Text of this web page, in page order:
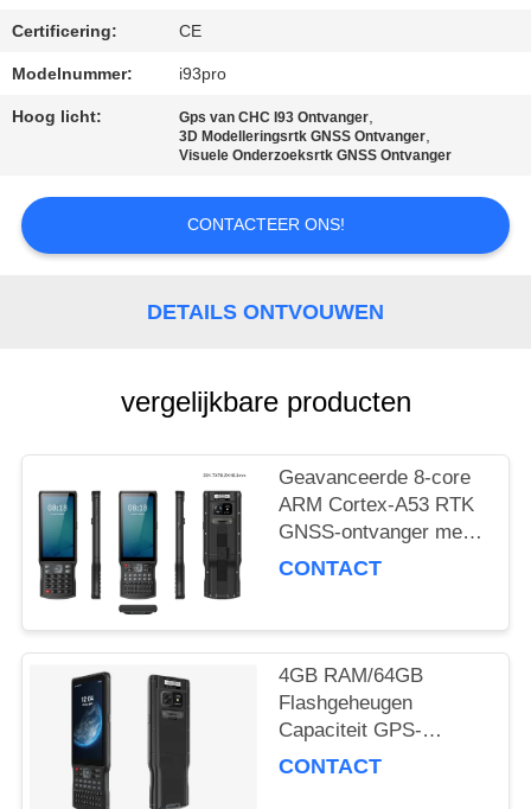
SITEMAP
POLICY
Certificering: CE
Modelnummer: i93pro
Hoog licht: Gps van CHC I93 Ontvanger,
3D Modelleringsrtk GNSS Ontvanger,
Visuele Onderzoeksrtk GNSS Ontvanger
CONTACTEER ONS!
DETAILS ONTVOUWEN
vergelijkbare producten
Geavanceerde 8-core
ARM Cortex-A53 RTK
GNSS-ontvanger met
51 toetsen en 1
CONTACT
4GB RAM/64GB
Flashgeheugen
Capaciteit GPS-
ontvanger Met
CONTACT